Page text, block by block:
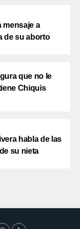
mensaje a
de su aborto
que no le
Chiquis
habla de las
su nieta